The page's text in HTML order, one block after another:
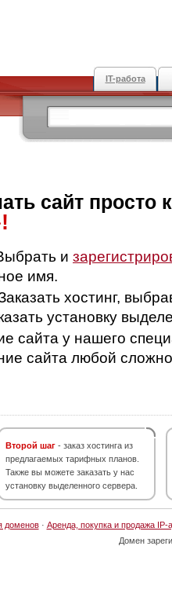
IT-работа
сайт просто
и
имя.
хостинг,
установку
сайта у нашего
сайта любой
Второй шаг - заказ хостинга из
предлагаемых тарифных планов.
Также вы можете заказать у нас
установку выделенного сервера.
доменов· Аренда, покупка и продажа IP-
Домен